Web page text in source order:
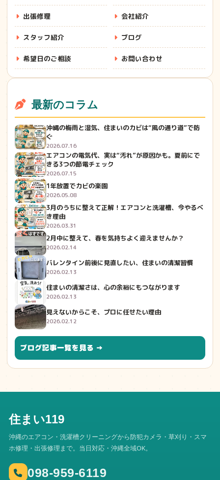
出張修理 会社紹介
スタッフ紹介 ブログ
希望日のご相談 お問い合わせ
最新のコラム
沖縄の梅雨と湿気、住まいのカビは“風の通り道”で防
ぐ
2026.07.16
エアコンの電気代、実は“汚れ”が原因かも。夏前にで
きる3つの節電チェック
2026.07.15
1年放置でカビの楽園
2026.05.08
3月のうちに整えて正解！エアコンと洗濯槽、今やるべ
き理由
2026.03.31
2月中に整えて、春を気持ちよく迎えませんか？
2026.02.14
バレンタイン前後に見直したい、住まいの清潔習慣
2026.02.13
住まいの清潔さは、心の余裕にもつながります
2026.02.13
見えないからこそ、プロに任せたい理由
2026.02.12
ブログ記事一覧を見る →
住まい119
沖縄のエアコン・洗濯槽クリーニングから防犯カメラ・草刈り・スマ
ホ修理・出張修理まで。当日対応・沖縄全域OK。
098-959-6119